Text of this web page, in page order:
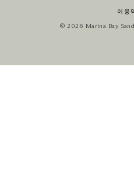
이용
© 2026 Marina Bay